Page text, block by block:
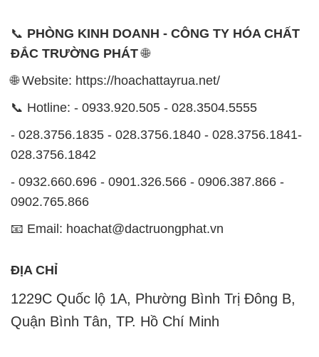
- 028.3756.1835 - 028.3756.1840 - 028.3756.1841-
0902.765.866
📧 Email: hoachat@dactruongphat.vn
ĐỊA CHỈ
1229C Quốc lộ 1A, Phường Bình Trị Đông B,
Quận Bình Tân, TP. Hồ Chí Minh
CÔNG TY XNK TM SX HÓA CHẤT ĐẮC TRƯỜNG
PHÁT